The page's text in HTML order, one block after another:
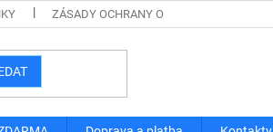
ZÁSADY OCHRANY OSOBNÍCH ÚDAJŮ